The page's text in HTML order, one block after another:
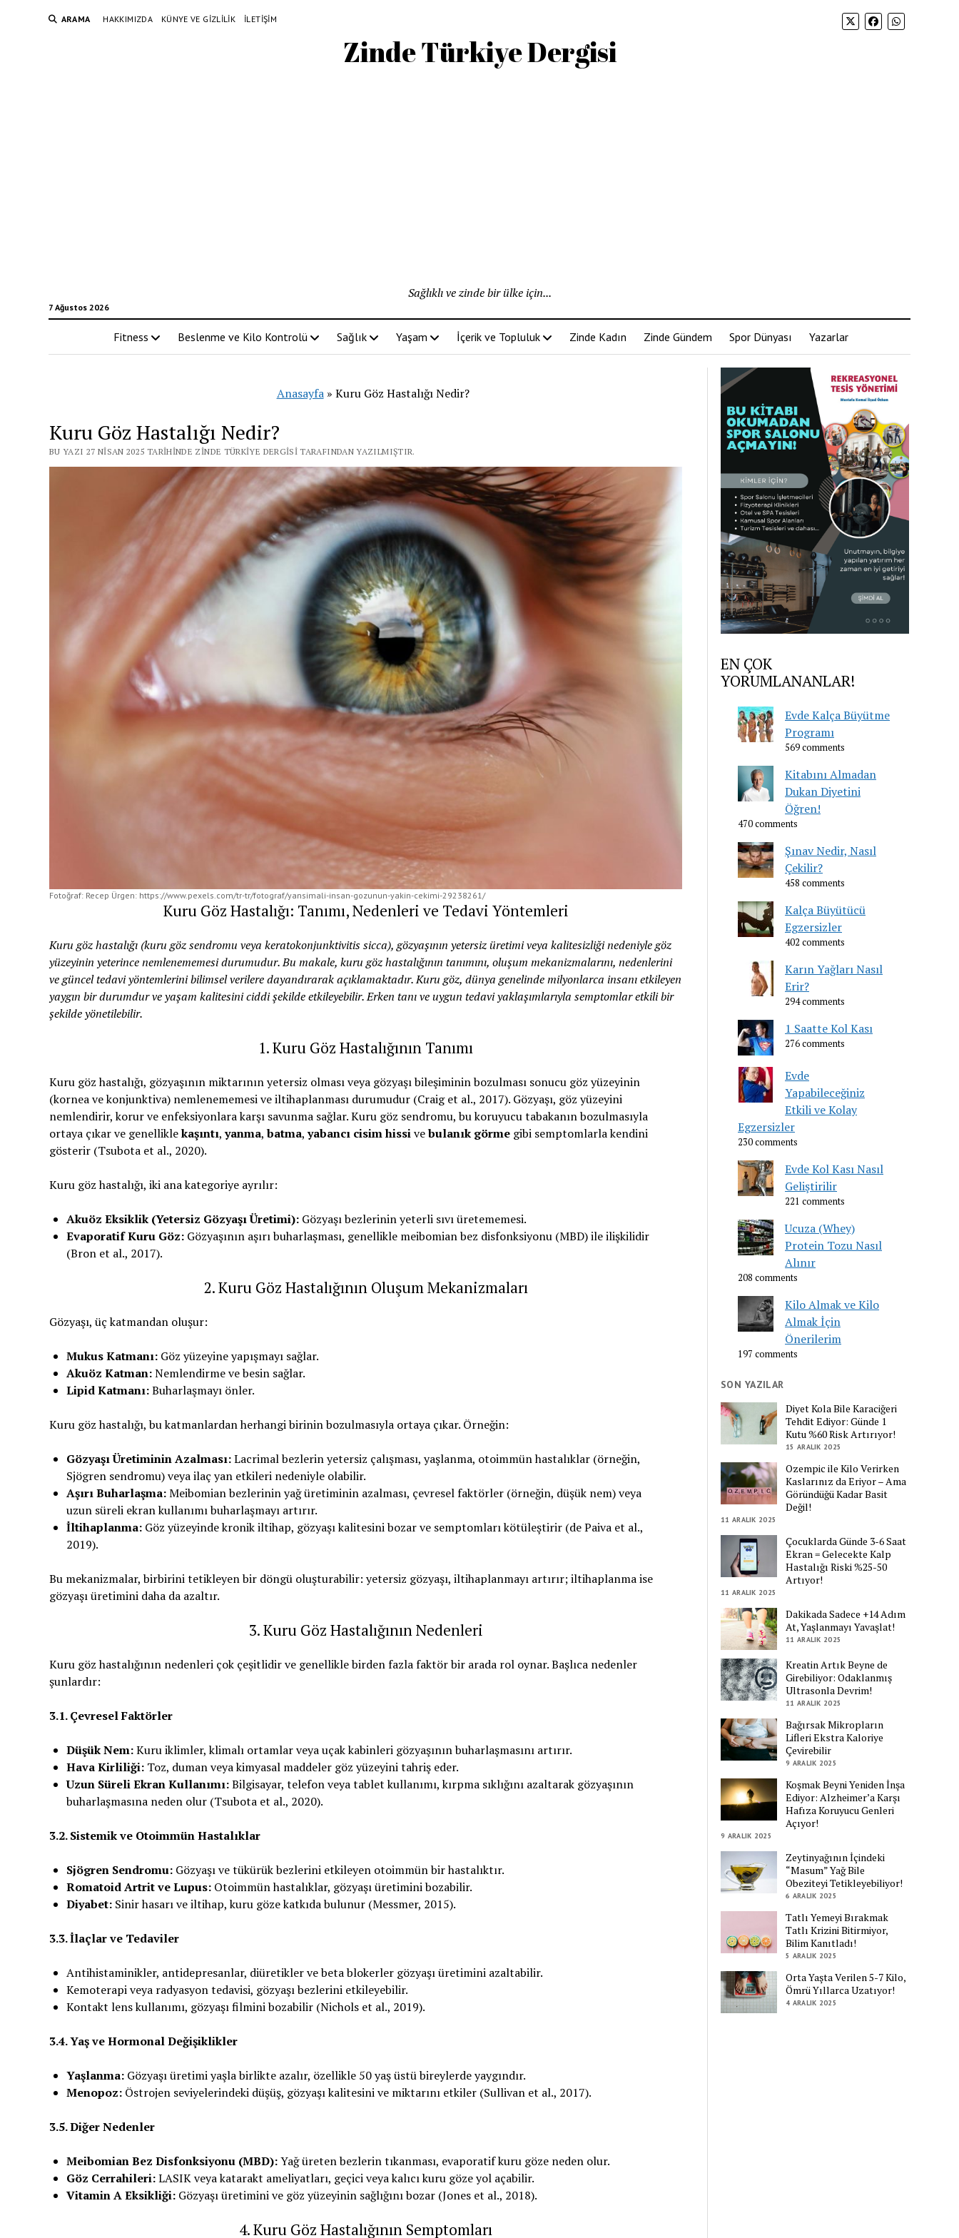
ARAMA HAKKIMIZDA KÜNYE VE GIZLILIK İLETIŞIM
Zinde Türkiye Dergisi
7 Ağustos 2026
Sağlıklı ve zinde bir ülke için...
Fitness Beslenme ve Kilo Kontrolü Sağlık Yaşam İçerik ve Topluluk Zinde Kadın Zinde Gündem Spor Dünyası Yazarlar
Anasayfa» Kuru Göz Hastalığı Nedir?
Kuru Göz Hastalığı Nedir?
BU YAZI 27 NISAN 2025 TARIHINDE ZINDE TÜRKIYE DERGISI TARAFINDAN YAZILMIŞTIR.
Fotoğraf: Recep Ürgen: https://www.pexels.com/tr-tr/fotograf/yansimali-insan-gozunun-yakin-cekimi-29238261/
Kuru Göz Hastalığı: Tanımı, Nedenleri ve Tedavi Yöntemleri
Kuru göz hastalığı (kuru göz sendromu veya keratokonjunktivitis sicca), gözyaşının yetersiz üretimi veya kalitesizliği nedeniyle göz
yüzeyinin yeterince nemlenememesi durumudur. Bu makale, kuru göz hastalığının tanımını, oluşum mekanizmalarını, nedenlerini
ve güncel tedavi yöntemlerini bilimsel verilere dayandırarak açıklamaktadır. Kuru göz, dünya genelinde milyonlarca insanı etkileyen
yaygın bir durumdur ve yaşam kalitesini ciddi şekilde etkileyebilir. Erken tanı ve uygun tedavi yaklaşımlarıyla semptomlar etkili bir
şekilde yönetilebilir.
1. Kuru Göz Hastalığının Tanımı
Kuru göz hastalığı, gözyaşının miktarının yetersiz olması veya gözyaşı bileşiminin bozulması sonucu göz yüzeyinin
(kornea ve konjunktiva) nemlenememesi ve iltihaplanması durumudur (Craig et al., 2017). Gözyaşı, göz yüzeyini
nemlendirir, korur ve enfeksiyonlara karşı savunma sağlar. Kuru göz sendromu, bu koruyucu tabakanın bozulmasıyla
ortaya çıkar ve genelliklekaşıntı,yanma,batma,yabancı cisim hissivebulanık görmegibi semptomlarla kendini
gösterir (Tsubota et al., 2020).
Kuru göz hastalığı, iki ana kategoriye ayrılır:
Akuöz Eksiklik (Yetersiz Gözyaşı Üretimi):Gözyaşı bezlerinin yeterli sıvı üretememesi.
Evaporatif Kuru Göz:Gözyaşının aşırı buharlaşması, genellikle meibomian bez disfonksiyonu (MBD) ile ilişkilidir
(Bron et al., 2017).
2. Kuru Göz Hastalığının Oluşum Mekanizmaları
Gözyaşı, üç katmandan oluşur:
Mukus Katmanı:Göz yüzeyine yapışmayı sağlar.
Akuöz Katman:Nemlendirme ve besin sağlar.
Lipid Katmanı:Buharlaşmayı önler.
Kuru göz hastalığı, bu katmanlardan herhangi birinin bozulmasıyla ortaya çıkar. Örneğin:
Gözyaşı Üretiminin Azalması:Lacrimal bezlerin yetersiz çalışması, yaşlanma, otoimmün hastalıklar (örneğin,
Sjögren sendromu) veya ilaç yan etkileri nedeniyle olabilir.
Aşırı Buharlaşma:Meibomian bezlerinin yağ üretiminin azalması, çevresel faktörler (örneğin, düşük nem) veya
uzun süreli ekran kullanımı buharlaşmayı artırır.
İltihaplanma:Göz yüzeyinde kronik iltihap, gözyaşı kalitesini bozar ve semptomları kötüleştirir (de Paiva et al.,
2019).
Bu mekanizmalar, birbirini tetikleyen bir döngü oluşturabilir: yetersiz gözyaşı, iltihaplanmayı artırır; iltihaplanma ise
gözyaşı üretimini daha da azaltır.
3. Kuru Göz Hastalığının Nedenleri
Kuru göz hastalığının nedenleri çok çeşitlidir ve genellikle birden fazla faktör bir arada rol oynar. Başlıca nedenler
şunlardır:
3.1. Çevresel Faktörler
Düşük Nem:Kuru iklimler, klimalı ortamlar veya uçak kabinleri gözyaşının buharlaşmasını artırır.
Hava Kirliliği:Toz, duman veya kimyasal maddeler göz yüzeyini tahriş eder.
Uzun Süreli Ekran Kullanımı:Bilgisayar, telefon veya tablet kullanımı, kırpma sıklığını azaltarak gözyaşının
buharlaşmasına neden olur (Tsubota et al., 2020).
3.2. Sistemik ve Otoimmün Hastalıklar
Sjögren Sendromu:Gözyaşı ve tükürük bezlerini etkileyen otoimmün bir hastalıktır.
Romatoid Artrit ve Lupus:Otoimmün hastalıklar, gözyaşı üretimini bozabilir.
Diyabet:Sinir hasarı ve iltihap, kuru göze katkıda bulunur (Messmer, 2015).
3.3. İlaçlar ve Tedaviler
Antihistaminikler, antidepresanlar, diüretikler ve beta blokerler gözyaşı üretimini azaltabilir.
Kemoterapi veya radyasyon tedavisi, gözyaşı bezlerini etkileyebilir.
Kontakt lens kullanımı, gözyaşı filmini bozabilir (Nichols et al., 2019).
3.4. Yaş ve Hormonal Değişiklikler
Yaşlanma:Gözyaşı üretimi yaşla birlikte azalır, özellikle 50 yaş üstü bireylerde yaygındır.
Menopoz:Östrojen seviyelerindeki düşüş, gözyaşı kalitesini ve miktarını etkiler (Sullivan et al., 2017).
3.5. Diğer Nedenler
Meibomian Bez Disfonksiyonu (MBD):Yağ üreten bezlerin tıkanması, evaporatif kuru göze neden olur.
Göz Cerrahileri:LASIK veya katarakt ameliyatları, geçici veya kalıcı kuru göze yol açabilir.
Vitamin A Eksikliği:Gözyaşı üretimini ve göz yüzeyinin sağlığını bozar (Jones et al., 2018).
4. Kuru Göz Hastalığının Semptomları
EN ÇOK
YORUMLANANLAR!
Evde Kalça Büyütme
Programı
569 comments
Kitabını Almadan
Dukan Diyetini
Öğren!
470 comments
Şınav Nedir, Nasıl
Çekilir?
458 comments
Kalça Büyütücü
Egzersizler
402 comments
Karın Yağları Nasıl
Erir?
294 comments
1 Saatte Kol Kası
276 comments
Evde
Yapabileceğiniz
Etkili ve Kolay
Egzersizler
230 comments
Evde Kol Kası Nasıl
Geliştirilir
221 comments
Ucuza (Whey)
Protein Tozu Nasıl
Alınır
208 comments
Kilo Almak ve Kilo
Almak İçin
Önerilerim
197 comments
SON YAZILAR
Diyet Kola Bile Karaciğeri
Tehdit Ediyor: Günde 1
Kutu %60 Risk Artırıyor!
15 ARALIK 2025
Ozempic ile Kilo Verirken
Kaslarınız da Eriyor – Ama
Göründüğü Kadar Basit
Değil!
11 ARALIK 2025
Çocuklarda Günde 3-6 Saat
Ekran = Gelecekte Kalp
Hastalığı Riski %25-50
Artıyor!
11 ARALIK 2025
Dakikada Sadece +14 Adım
At, Yaşlanmayı Yavaşlat!
11 ARALIK 2025
Kreatin Artık Beyne de
Girebiliyor: Odaklanmış
Ultrasonla Devrim!
11 ARALIK 2025
Bağırsak Mikropların
Lifleri Ekstra Kaloriye
Çevirebilir
9 ARALIK 2025
Koşmak Beyni Yeniden İnşa
Ediyor: Alzheimer’a Karşı
Hafıza Koruyucu Genleri
Açıyor!
9 ARALIK 2025
Zeytinyağının İçindeki
“Masum” Yağ Bile
Obeziteyi Tetikleyebiliyor!
6 ARALIK 2025
Tatlı Yemeyi Bırakmak
Tatlı Krizini Bitirmiyor,
Bilim Kanıtladı!
5 ARALIK 2025
Orta Yaşta Verilen 5-7 Kilo,
Ömrü Yıllarca Uzatıyor!
4 ARALIK 2025